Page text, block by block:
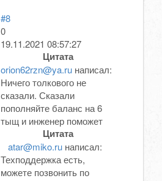
#8
0
19.11.2021 08:57:27
Цитата
orion62rzn@ya.ru написал:
Ничего толкового не
сказали. Сказали
пополняйте баланс на 6
тыщ и инженер поможет
Цитата
atar@miko.ru написал:
Техподдержка есть,
можете позвонить по